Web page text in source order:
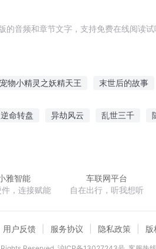
音频和章节文字，支持免费在线阅读试
宠物小精灵之妖精天王 末世后的故事
命转盘 异劫风云 乱世三千
雅智能
件，连接赋能
车联网平台
自在出行，听我想听
用户反馈 服务协议 隐私政策 版